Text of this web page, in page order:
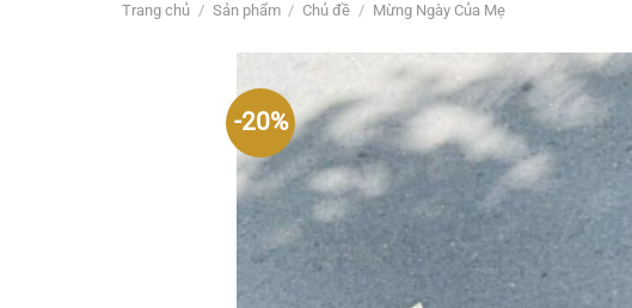
Trang chủ / Sản phẩm / Chủ đề / Mừng Ngày Của Mẹ
-20%